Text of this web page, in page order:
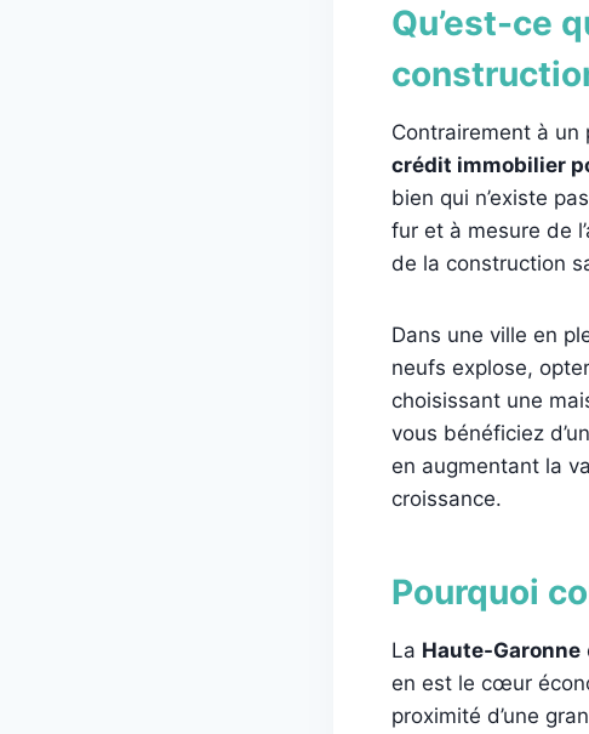
Qu’est-ce
Contrairement à un
crédit immobilier
bien qui n’existe
fur et à mesure de
de la construction
Dans une ville en
neufs explose,
choisissant une
vous bénéficiez
en augmentant la
croissance.
Pourquoi
La Haute-Garonne
en est le cœur
proximité d’une